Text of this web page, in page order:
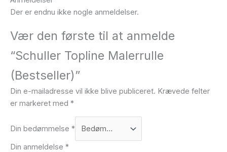
Der er endnu ikke nogle anmeldelser.
Vær den første til at anmelde
“Schuller Topline Malerrulle
(Bestseller)”
Din e-mailadresse vil ikke blive publiceret. Krævede felter
er markeret med *
Din bedømmelse *
Din anmeldelse *